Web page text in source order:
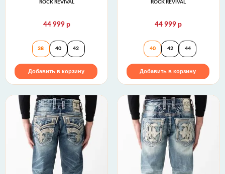
ROCK REVIVAL
44 999 р
Джинсы MIGWEL J203 STRAIGHT Rock Revival
38 40 42
Добавить в корзину
ROCK REVIVAL
44 999р
Джинсы
40 42 44
Добавить в корзину